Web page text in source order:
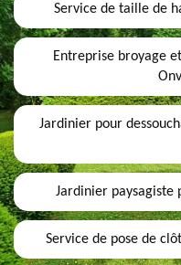
Service de taille de
Entreprise broyage
Jardinier pour
Jardinier paysagiste
Service de pose de